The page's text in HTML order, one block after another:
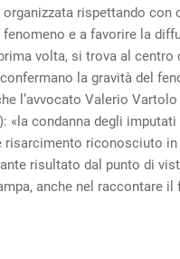
rispettando
e a favorire la
volta, si trova al
la gravità del
l’avvocato Valerio
): «la condanna degli
riconosciuto in
risultato dal punto di
anche nel raccontare